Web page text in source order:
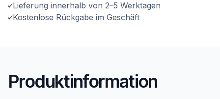
Lieferung innerhalb von 2–5 Werktagen
Kostenlose Rückgabe im Geschäft
Produktinformation